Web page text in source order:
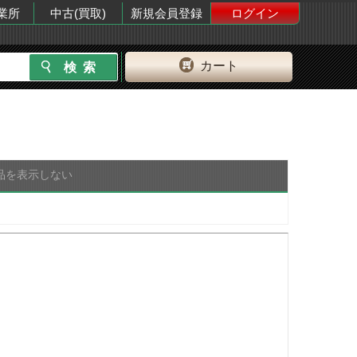
所 中古(買取) 新規会員登録
ログイン
カート
を表示しない